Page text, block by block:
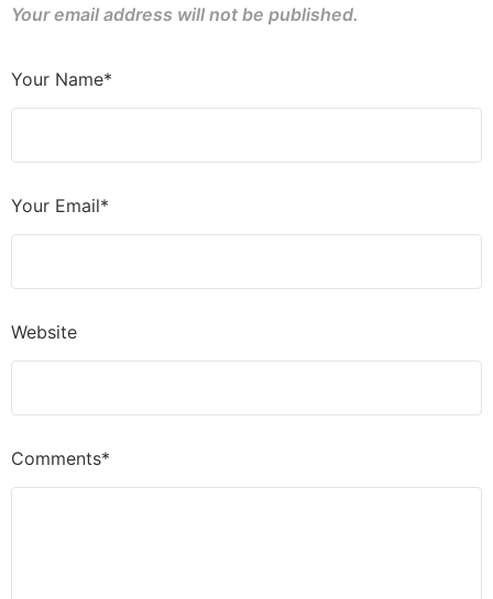
Your email address will not be published.
Comments*
Your Name*
Your Email*
Website